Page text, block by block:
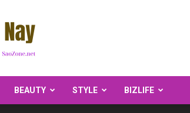
BEAUTY STYLE BIZLIFE